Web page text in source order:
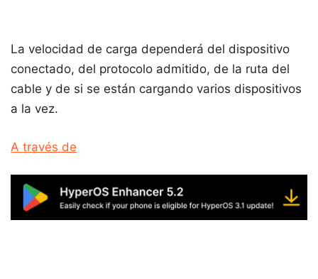
La velocidad de carga dependerá del dispositivo
conectado, del protocolo admitido, de la ruta del
cable y de si se están cargando varios dispositivos
a la vez.
A través de